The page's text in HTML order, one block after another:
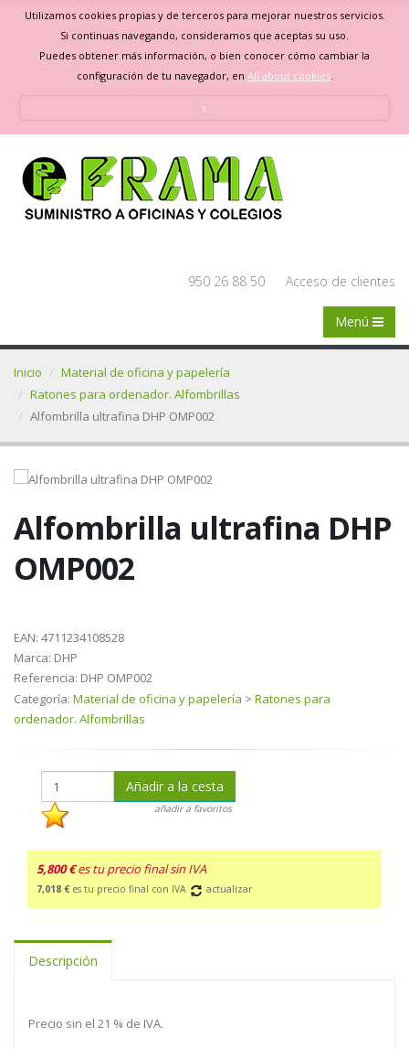
Utilizamos cookies propias y de terceros para mejorar nuestros servicios.
Si continuas navegando, consideramos que aceptas su uso.
Puedes obtener más información, o bien conocer cómo cambiar la
configuración de tu navegador, en All about cookies.
x
950 26 88 50 Acceso de clientes
Menú
Inicio
Material de oficina y papelería
Ratones para ordenador. Alfombrillas
Alfombrilla ultrafina DHP OMP002
Alfombrilla ultrafina DHP
OMP002
EAN: 4711234108528
Marca: DHP
Referencia: DHP OMP002
Categoría: Material de oficina y papelería > Ratones para
ordenador. Alfombrillas
Añadir a la cesta
añadir a favoritos
5,800 € es tu precio final sin IVA
7,018 € es tu precio final con IVA actualizar
Descripción
Precio sin el 21 % de IVA.